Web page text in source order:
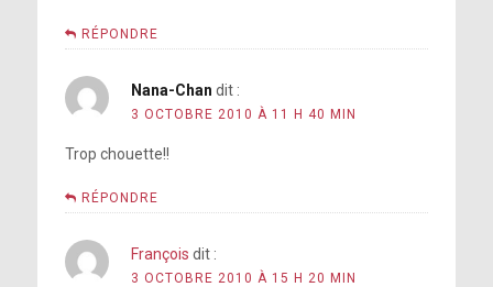
RÉPONDRE
Nana-Chan dit :
3 OCTOBRE 2010 À 11 H 40 MIN
Trop chouette!!
RÉPONDRE
François dit :
3 OCTOBRE 2010 À 15 H 20 MIN